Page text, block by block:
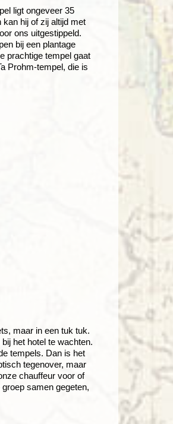
ligt ongeveer 35
hij of zij altijd met
ons uitgestippeld.
bij een plantage
prachtige tempel gaat
Prohm-tempel, die is
maar in een tuk tuk.
het hotel te wachten.
tempels. Dan is het
tegenover, maar
chauffeur voor of
samen gegeten,